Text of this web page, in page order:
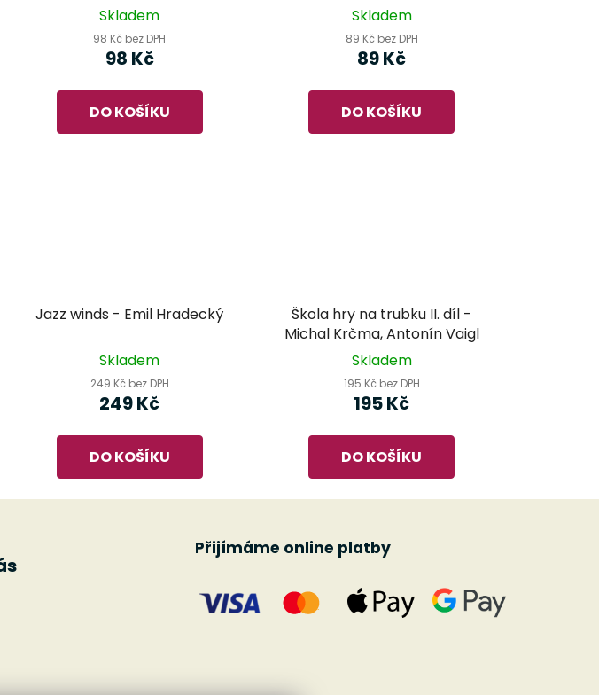
Skladem
98 Kč bez DPH
98 Kč
DO KOŠÍKU
Skladem
89 Kč bez DPH
89 Kč
DO KOŠÍKU
Jazz winds - Emil Hradecký
Skladem
249 Kč bez DPH
249 Kč
DO KOŠÍKU
Škola hry na trubku II. díl -
Michal Krčma, Antonín Vaigl
Skladem
195 Kč bez DPH
195 Kč
DO KOŠÍKU
Přijímáme online platby